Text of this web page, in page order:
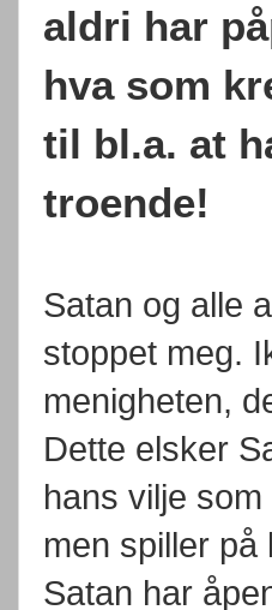
aldri har
hva som
til bl.a. at
troende!
Satan og alle
stoppet meg.
menigheten,
Dette elsker
hans vilje
men spiller på
Satan har